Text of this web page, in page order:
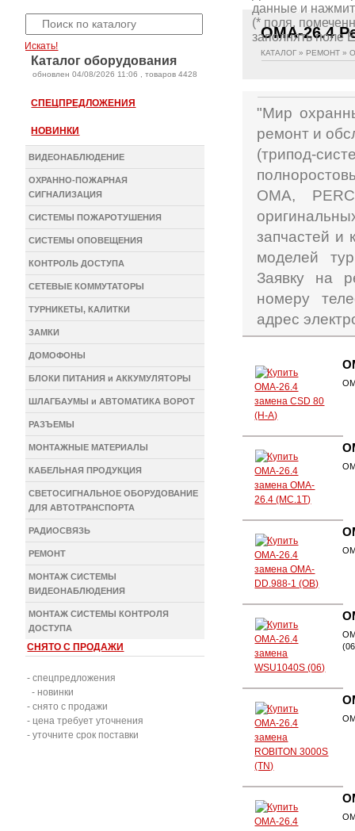
(* поля, помеченные
Искать!
Каталог оборудования
oбновлен 04/08/2026 11:06 , товаров 4428
СПЕЦПРЕДЛОЖЕНИЯ
НОВИНКИ
ВИДЕОНАБЛЮДЕНИЕ
ОХРАННО-ПОЖАРНАЯ
СИГНАЛИЗАЦИЯ
СИСТЕМЫ ПОЖАРОТУШЕНИЯ
СИСТЕМЫ ОПОВЕЩЕНИЯ
КОНТРОЛЬ ДОСТУПА
СЕТЕВЫЕ КОММУТАТОРЫ
ТУРНИКЕТЫ, КАЛИТКИ
ЗАМКИ
ДОМОФОНЫ
БЛОКИ ПИТАНИЯ и АККУМУЛЯТОРЫ
ШЛАГБАУМЫ и АВТОМАТИКА ВОРОТ
РАЗЪЕМЫ
МОНТАЖНЫЕ МАТЕРИАЛЫ
КАБЕЛЬНАЯ ПРОДУКЦИЯ
СВЕТОСИГНАЛЬНОЕ ОБОРУДОВАНИЕ
ДЛЯ АВТОТРАНСПОРТА
РАДИОСВЯЗЬ
РЕМОНТ
МОНТАЖ СИСТЕМЫ
ВИДЕОНАБЛЮДЕНИЯ
МОНТАЖ СИСТЕМЫ КОНТРОЛЯ
ДОСТУПА
СНЯТО С ПРОДАЖИ
- спецпредложения
- новинки
- снято с продажи
- цена требует уточнения
- уточните срок поставки
OMA-26.4
КАТАЛОГ » РЕМОНТ »
"Мир
ремонт и
(трипод-
ОМА,
запчастей и
моделей
Заявку на
номеру
адрес
данные и
(* поля,
заполнять поле